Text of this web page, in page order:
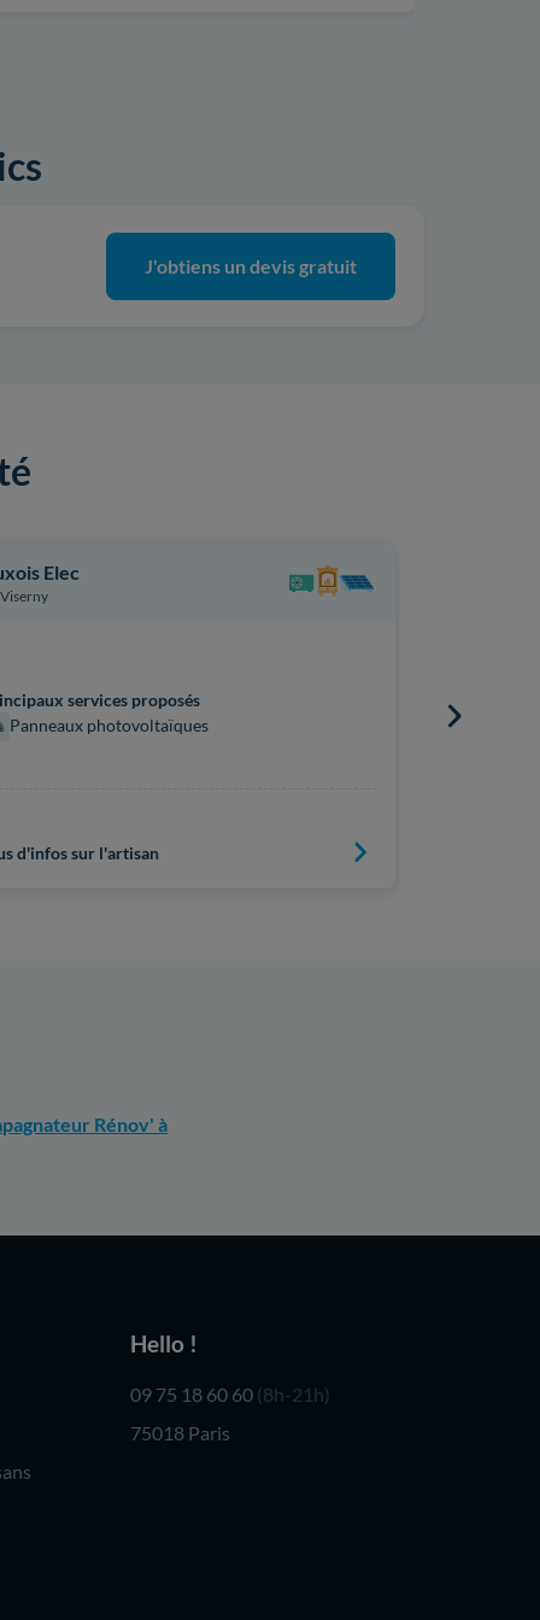
J'obtiens un devis gratuit
Elec
Viserny
services proposés
Panneaux photovoltaïques
d'infos sur l'artisan
Principaux
Rénov' à
Hello !
09 75 18 60 60 (8h-21h)
75018 Paris